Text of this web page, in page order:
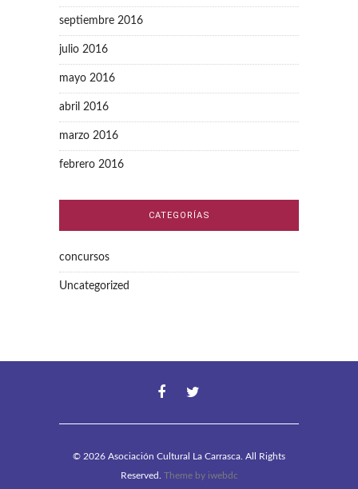
septiembre 2016
julio 2016
mayo 2016
abril 2016
marzo 2016
febrero 2016
CATEGORÍAS
concursos
Uncategorized
© 2026 Asociación Cultural La Carrasca. All Rights
Reserved. Theme by iwebdc